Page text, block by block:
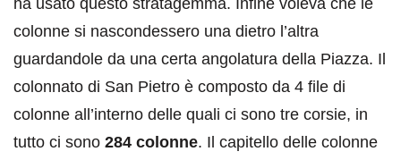
ha usato questo stratagemma. Infine voleva che le
colonne si nascondessero una dietro l’altra
guardandole da una certa angolatura della Piazza. Il
colonnato di San Pietro è composto da 4 file di
colonne all’interno delle quali ci sono tre corsie, in
tutto ci sono 284 colonne. Il capitello delle colonne